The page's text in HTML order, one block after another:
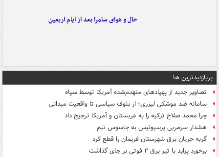
حال و هوای سامرا بعد از ایام اربعین
پربازدیدترین ها
تصاویر جدید از پهپادهای منهدم‌شده آمریکا توسط سپاه
سامانه ضد موشکی لیزری؛ از بلوف سیاسی تا واقعیت میدانی
چرا محمد صلاح ترکیه را به عربستان و آمریکا ترجیح داد
هشدار سرمربی پرسپولیس به جاسوس تیم
گربه جریان برق شهرستان فریمان را قطع کرد
برخورد پراید با تیر برق ۲ فوتی بر جای گذاشت